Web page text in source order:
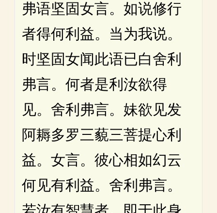
弗语坚固女言。如说修行
者得何利益。当为我说。
时坚固女闻此语已白舍利
弗言。何者是利汝欲得
见。舍利弗言。妹欲见发
阿耨多罗三藐三菩提心利
益。女言。彼心相如幻云
何见有利益。舍利弗言。